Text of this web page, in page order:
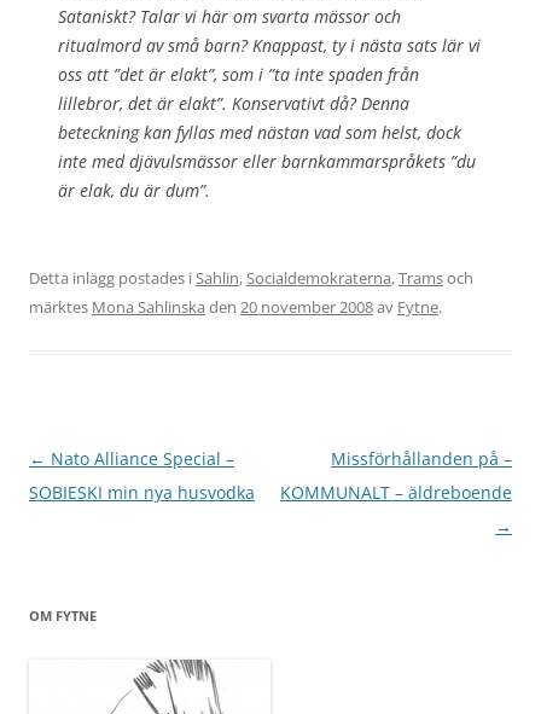
Sataniskt? Talar vi här om svarta mässor och
ritualmord av små barn? Knappast, ty i nästa sats lär vi
oss att ”det är elakt”, som i ”ta inte spaden från
lillebror, det är elakt”. Konservativt då? Denna
beteckning kan fyllas med nästan vad som helst, dock
inte med djävulsmässor eller barnkammarspråkets ”du
är elak, du är dum”.
Detta inlägg postades iSahlin,Socialdemokraterna,Tramsoch
märktes Mona Sahlinska den 20 november 2008av Fytne.
Inläggsnavigering
← Nato Alliance Special –
SOBIESKI min nya husvodka
Missförhållanden på –
KOMMUNALT – äldreboende
→
OM FYTNE